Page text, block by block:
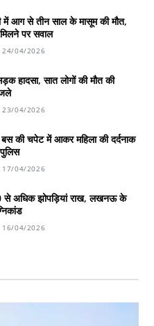
में आग से तीन साल के मासूम की मौत,
पर सवाल
24/04/2026
हादसा, सात लोगों की मौत की
23/04/2026
की चपेट में आकर महिला की दर्दनाक
17/04/2026
से अधिक झोपड़ियां राख, लखनऊ के
16/04/2026